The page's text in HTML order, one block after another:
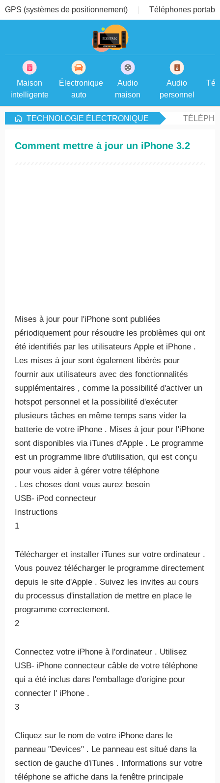
GPS (systèmes de positionnement) Téléphones
Maison
intelligente
Électronique
auto
Audio
maison
Audio
personnel
TECHNOLOGIE ÉLECTRONIQUE
Comment mettre à jour un iPhone 3.2
Mises à jour pour l'iPhone sont publiées
périodiquement pour résoudre les problèmes qui ont
été identifiés par les utilisateurs Apple et iPhone .
Les mises à jour sont également libérés pour
fournir aux utilisateurs avec des fonctionnalités
supplémentaires , comme la possibilité d'activer un
hotspot personnel et la possibilité d'exécuter
plusieurs tâches en même temps sans vider la
batterie de votre iPhone . Mises à jour pour l'iPhone
sont disponibles via iTunes d'Apple . Le programme
est un programme libre d'utilisation, qui est conçu
pour vous aider à gérer votre téléphone
. Les choses dont vous aurez besoin
USB- iPod connecteur
Instructions
1
Télécharger et installer iTunes sur votre ordinateur .
Vous pouvez télécharger le programme directement
depuis le site d'Apple . Suivez les invites au cours
du processus d'installation de mettre en place le
programme correctement.
2
Connectez votre iPhone à l'ordinateur . Utilisez
USB- iPhone connecteur câble de votre téléphone
qui a été inclus dans l'emballage d'origine pour
connecter l' iPhone .
3
Cliquez sur le nom de votre iPhone dans le
panneau "Devices" . Le panneau est situé dans la
section de gauche d'iTunes . Informations sur votre
téléphone se affiche dans la fenêtre principale